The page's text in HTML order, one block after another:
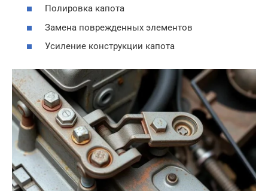
Полировка капота
Замена поврежденных элементов
Усиление конструкции капота